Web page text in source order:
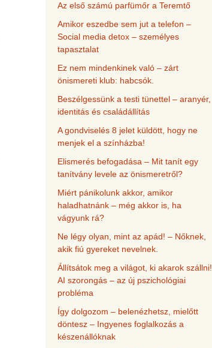
Az első számú parfümőr a Teremtő
Amikor eszedbe sem jut a telefon –
Social media detox – személyes
tapasztalat
Ez nem mindenkinek való – zárt
önismereti klub: habcsók.
Beszélgessünk a testi tünettel – aranyér,
identitás és családállítás
A gondviselés 8 jelet küldött, hogy ne
menjek el a színházba!
Elismerés befogadása – Mit tanít egy
tanítvány levele az önismeretről?
Miért pánikolunk akkor, amikor
haladhatnánk – még akkor is, ha
vágyunk rá?
Ne légy olyan, mint az apád! – Nőknek,
akik fiú gyereket nevelnek.
Állítsátok meg a világot, ki akarok szállni!
AI szorongás – az új pszichológiai
probléma
Így dolgozom – belenézhetsz, mielőtt
döntesz – Ingyenes foglalkozás a
készenállóknak